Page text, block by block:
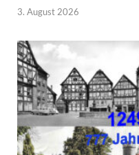
3. August 2026